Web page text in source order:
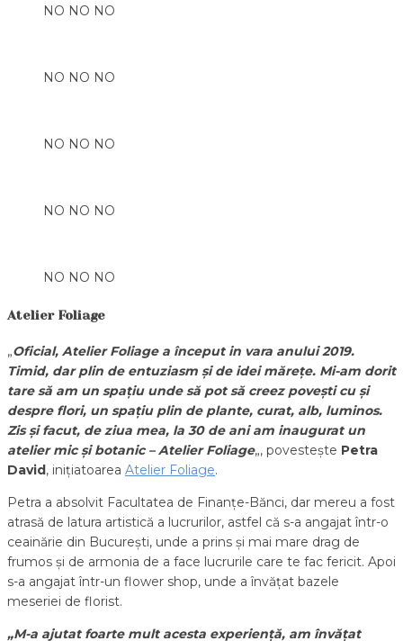
NO NO NO
NO NO NO
NO NO NO
NO NO NO
NO NO NO
Atelier Foliage
„Oficial, Atelier Foliage a început in vara anului 2019.
Timid, dar plin de entuziasm și de idei mărețe. Mi-am dorit
tare să am un spațiu unde să pot să creez povești cu și
despre flori, un spațiu plin de plante, curat, alb, luminos.
Zis și facut, de ziua mea, la 30 de ani am inaugurat un
atelier mic și botanic – Atelier Foliage„, povestește Petra
David , inițiatoarea Atelier Foliage.
Petra a absolvit Facultatea de Finanțe-Bănci, dar mereu a fost
atrasă de latura artistică a lucrurilor, astfel că s-a angajat într-o
ceainărie din București, unde a prins și mai mare drag de
frumos și de armonia de a face lucrurile care te fac fericit. Apoi
s-a angajat într-un flower shop, unde a învățat bazele
meseriei de florist.
„M-a ajutat foarte mult acesta experiență, am învățat